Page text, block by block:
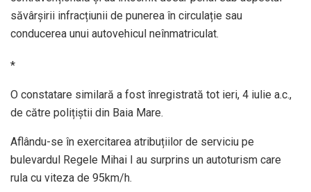
săvârșirii infracțiunii de punerea în circulație sau
conducerea unui autovehicul neînmatriculat.
*
O constatare similară a fost înregistrată tot ieri, 4 iulie a.c.,
de către polițiștii din Baia Mare.
Aflându-se în exercitarea atribuțiilor de serviciu pe
bulevardul Regele Mihai I au surprins un autoturism care
rula cu viteza de 95km/h.